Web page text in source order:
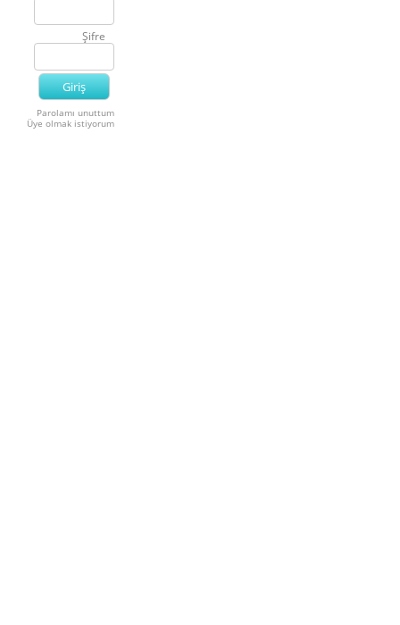
Şifre
Parolamı unuttum
Üye olmak istiyorum